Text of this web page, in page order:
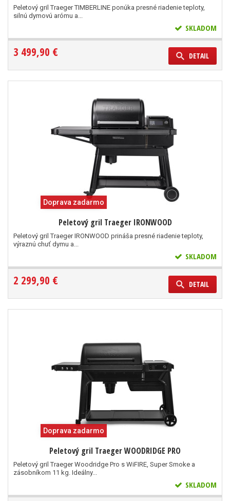
Peletový gril Traeger TIMBERLINE ponúka presné riadenie teploty,
silnú dymovú arómu a...
SKLADOM
3 499,90 € DETAIL
Doprava zadarmo
Peletový gril Traeger IRONWOOD
Peletový gril Traeger IRONWOOD prináša presné riadenie teploty,
výraznú chuť dymu a...
SKLADOM
2 299,90 € DETAIL
Doprava zadarmo
Peletový gril Traeger WOODRIDGE PRO
Peletový gril Traeger Woodridge Pro s WiFIRE, Super Smoke a
zásobníkom 11 kg. Ideálny...
SKLADOM